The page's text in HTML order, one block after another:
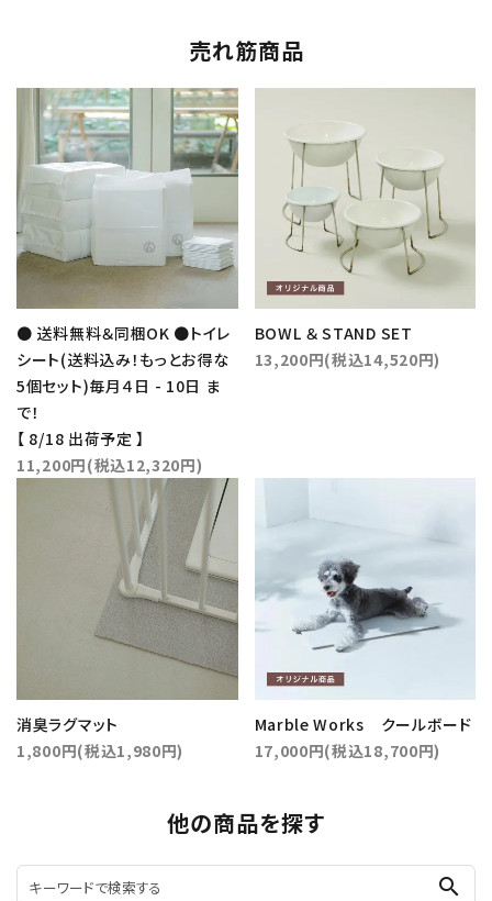
売れ筋商品
● 送料無料＆同梱OK ●トイレ
シート(送料込み！もっとお得な
5個セット)毎月４日 - 10日 ま
で！
【 8/18 出荷予定 】
11,200円(税込12,320円)
BOWL ＆ STAND SET
13,200円(税込14,520円)
消臭ラグマット
1,800円(税込1,980円)
Marble Works クールボード
17,000円(税込18,700円)
他の商品を探す
search